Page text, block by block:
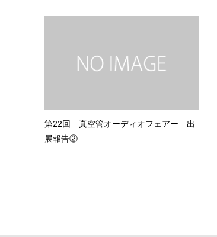
第22回 真空管オーディオフェアー 出
展報告②